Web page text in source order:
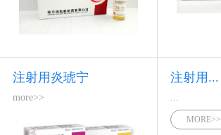
注射用炎琥宁
more>>
注射用...
MORE>>